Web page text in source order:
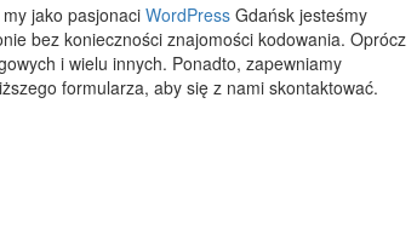
jako pasjonaci WordPress Gdańsk jesteśmy
bez konieczności znajomości kodowania. Oprócz
i wielu innych. Ponadto, zapewniamy
formularza, aby się z nami skontaktować.